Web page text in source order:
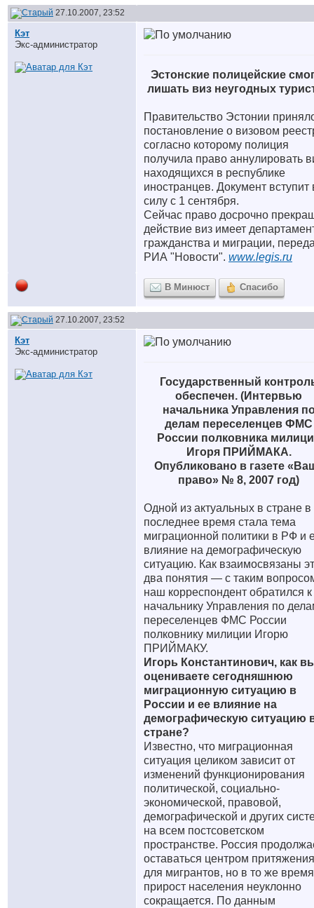
27.10.2007, 23:52
Кэт
Экс-администратор
Эстонские полицейские
лишать виз неугодных
Правительство Эстонии
постановление о визовом
согласно которому полиция
получила право аннулировать
находящихся в республике
иностранцев. Документ вступит
силу с 1 сентября.
Сейчас право досрочно
действие виз имеет
гражданства и миграции,
РИА "Новости". www.legis.ru
В Минюст Спасибо
27.10.2007, 23:52
Кэт
Экс-администратор
Государственный
обеспечен. (Интервью
начальника Управления
делам переселенцев ФМС
России полковника
Игоря ПРИЙМАКА.
Опубликовано в газете
право» № 8, 2007 год)
Одной из актуальных в стране в
последнее время стала тема
миграционной политики в РФ и
влияние на демографическую
ситуацию. Как взаимосвязаны
два понятия — с таким
наш корреспондент обратился к
начальнику Управления по
переселенцев ФМС России
полковнику милиции Игорю
ПРИЙМАКУ.
Игорь Константинович, как
оцениваете сегодняшнюю
миграционную ситуацию в
России и ее влияние на
демографическую ситуацию
стране?
Известно, что миграционная
ситуация целиком зависит от
изменений функционирования
политической, социально-
экономической, правовой,
демографической и других
на всем постсоветском
пространстве. Россия
оставаться центром притяжения
для мигрантов, но в то же время
прирост населения неуклонно
сокращается. По данным